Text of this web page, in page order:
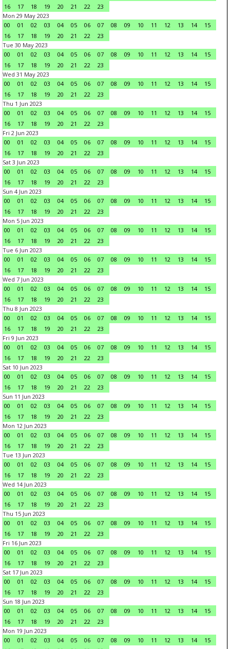
16
17 18 19 20 21 22
23
Mon 29 May 2023
00
01 02 03 04 05 06 07 08 09 10 11 12 13 14
15
16
17 18 19 20 21 22
23
Tue 30 May 2023
00
01 02 03 04 05 06 07 08 09 10 11 12 13 14
15
16
17 18 19 20 21 22
23
Wed 31 May 2023
00
01 02 03 04 05 06 07 08 09 10 11 12 13 14
15
16
17 18 19 20 21 22
23
Thu 1 Jun 2023
00
01 02 03 04 05 06 07 08 09 10 11 12 13 14
15
16
17 18 19 20 21 22
23
Fri 2 Jun 2023
00
01 02 03 04 05 06 07 08 09 10 11 12 13 14
15
16
17 18 19 20 21 22
23
Sat 3 Jun 2023
00
01 02 03 04 05 06 07 08 09 10 11 12 13 14
15
16
17 18 19 20 21 22
23
Sun 4 Jun 2023
00
01 02 03 04 05 06 07 08 09 10 11 12 13 14
15
16
17 18 19 20 21 22
23
Mon 5 Jun 2023
00
01 02 03 04 05 06 07 08 09 10 11 12 13 14
15
16
17 18 19 20 21 22
23
Tue 6 Jun 2023
00
01 02 03 04 05 06 07 08 09 10 11 12 13 14
15
16
17 18 19 20 21 22
23
Wed 7 Jun 2023
00
01 02 03 04 05 06 07 08 09 10 11 12 13 14
15
16
17 18 19 20 21 22
23
Thu 8 Jun 2023
00
01 02 03 04 05 06 07 08 09 10 11 12 13 14
15
16
17 18 19 20 21 22
23
Fri 9 Jun 2023
00
01 02 03 04 05 06 07 08 09 10 11 12 13 14
15
16
17 18 19 20 21 22
23
Sat 10 Jun 2023
00
01 02 03 04 05 06 07 08 09 10 11 12 13 14
15
16
17 18 19 20 21 22
23
Sun 11 Jun 2023
00
01 02 03 04 05 06 07 08 09 10 11 12 13 14
15
16
17 18 19 20 21 22
23
Mon 12 Jun 2023
00
01 02 03 04 05 06 07 08 09 10 11 12 13 14
15
16
17 18 19 20 21 22
23
Tue 13 Jun 2023
00
01 02 03 04 05 06 07 08 09 10 11 12 13 14
15
16
17 18 19 20 21 22
23
Wed 14 Jun 2023
00
01 02 03 04 05 06 07 08 09 10 11 12 13 14
15
16
17 18 19 20 21 22
23
Thu 15 Jun 2023
00
01 02 03 04 05 06 07 08 09 10 11 12 13 14
15
16
17 18 19 20 21 22
23
Fri 16 Jun 2023
00
01 02 03 04 05 06 07 08 09 10 11 12 13 14
15
16
17 18 19 20 21 22
23
Sat 17 Jun 2023
00
01 02 03 04 05 06 07 08 09 10 11 12 13 14
15
16
17 18 19 20 21 22
23
Sun 18 Jun 2023
00
01 02 03 04 05 06 07 08 09 10 11 12 13 14
15
16
17 18 19 20 21 22
23
Mon 19 Jun 2023
00
01 02 03 04 05 06 07 08 09 10 11 12 13 14
15